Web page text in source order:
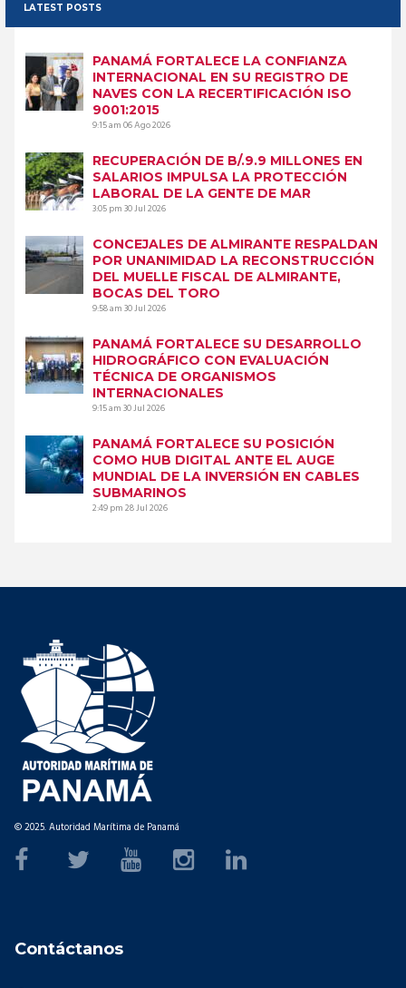
LATEST POSTS
PANAMÁ FORTALECE LA CONFIANZA
INTERNACIONAL EN SU REGISTRO DE
NAVES CON LA RECERTIFICACIÓN ISO
9001:2015
9:15 am06 Ago 2026
RECUPERACIÓN DE B/.9.9 MILLONES EN
SALARIOS IMPULSA LA PROTECCIÓN
LABORAL DE LA GENTE DE MAR
3:05 pm30 Jul 2026
CONCEJALES DE ALMIRANTE RESPALDAN
POR UNANIMIDAD LA RECONSTRUCCIÓN
DEL MUELLE FISCAL DE ALMIRANTE,
BOCAS DEL TORO
9:58 am30 Jul 2026
PANAMÁ FORTALECE SU DESARROLLO
HIDROGRÁFICO CON EVALUACIÓN
TÉCNICA DE ORGANISMOS
INTERNACIONALES
9:15 am30 Jul 2026
PANAMÁ FORTALECE SU POSICIÓN
COMO HUB DIGITAL ANTE EL AUGE
MUNDIAL DE LA INVERSIÓN EN CABLES
SUBMARINOS
2:49 pm28 Jul 2026
© 2025. Autoridad Marítima de Panamá
Contáctanos